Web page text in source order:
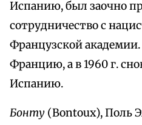
Испанию, был заочно
сотрудничество с
Французской академии.
Францию, а в 1960 г.
Испанию.
Бонту (Bontoux), Поль